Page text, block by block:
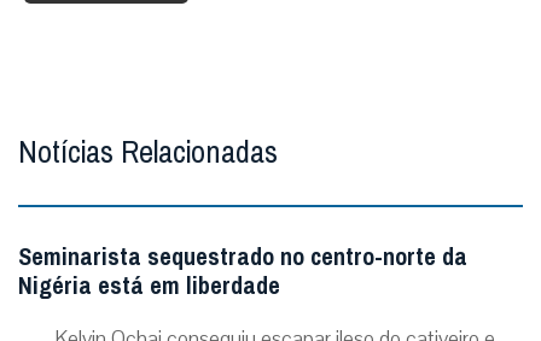
Notícias Relacionadas
Seminarista sequestrado no centro-norte da
Nigéria está em liberdade